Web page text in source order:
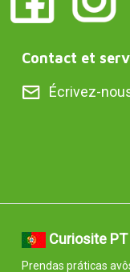
Contact et
Écrivez-
Curiosite PT
Prendas práticas